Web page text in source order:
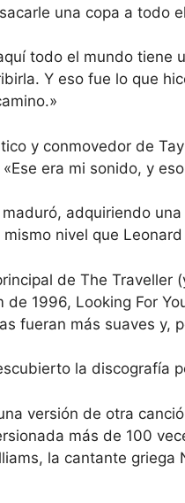
una copa a todo
todo el mundo tiene
Y eso fue lo que
y conmovedor de
era mi sonido, y
adquiriendo
nivel que
de The Traveller
de 1996, Looking For
fueran más suaves y,
la discografía
versión de otra
más de 100
la cantante